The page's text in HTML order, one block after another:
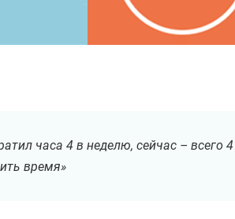
часа 4 в неделю, сейчас – всего
время»
Ваш рабочий e-mail